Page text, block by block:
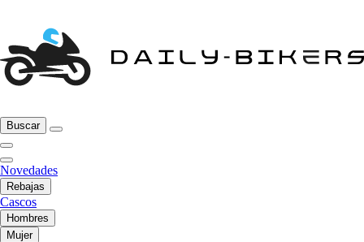
Buscar
Novedades
Rebajas
Cascos
Hombres
Mujer